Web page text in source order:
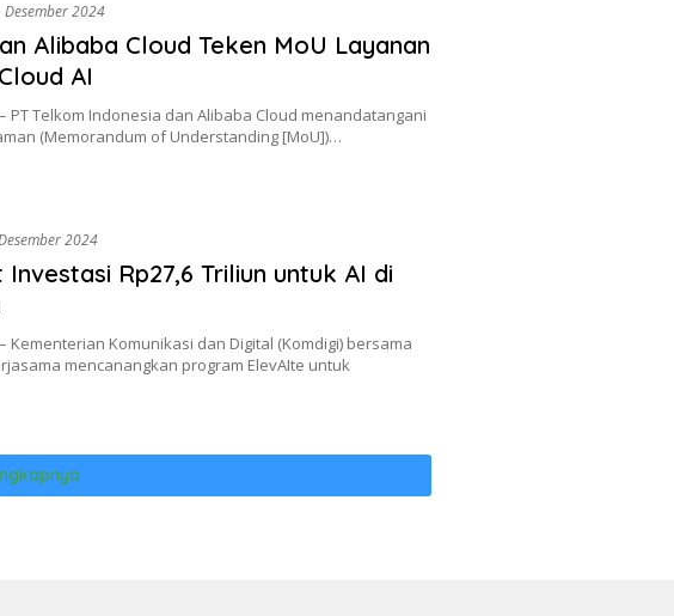
Desember 2024
Alibaba Cloud Teken MoU Layanan
AI
– PT Telkom Indonesia dan Alibaba Cloud menandatangani
(Memorandum of Understanding [MoU])…
2024
Rp27,6 Triliun untuk AI di
– Kementerian Komunikasi dan Digital (Komdigi) bersama
mencanangkan program ElevAIte untuk